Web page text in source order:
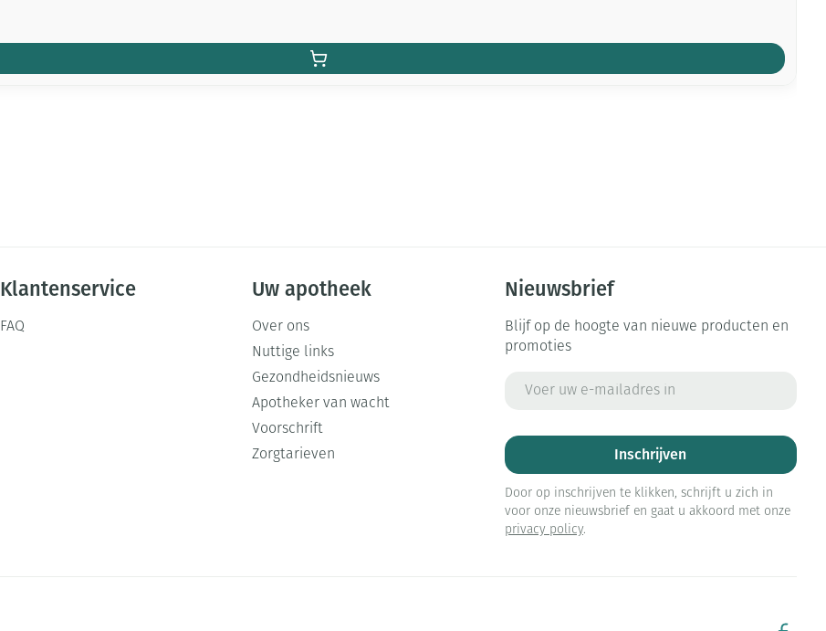
Klantenservice
FAQ
Uw apotheek
Over ons
Nuttige links
Gezondheidsnieuws
Apotheker van wacht
Voorschrift
Zorgtarieven
Nieuwsbrief
Blijf op de hoogte van nieuwe producten en
promoties
Inschrijven
Door op inschrijven te klikken, schrijft u zich in
voor onze nieuwsbrief en gaat u akkoord met onze
privacy policy.